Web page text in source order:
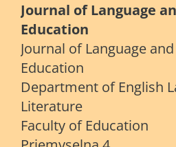
Journal of Language
Education
Journal of Language
Education
Department of English
Literature
Faculty of Education